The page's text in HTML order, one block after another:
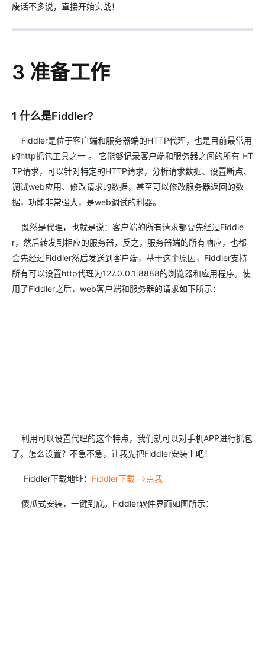
废话不多说，直接开始实战！
3 准备工作
1 什么是Fiddler?
Fiddler是位于客户端和服务器端的HTTP代理，也是目前最常用
的http抓包工具之一 。 它能够记录客户端和服务器之间的所有 HT
TP请求，可以针对特定的HTTP请求，分析请求数据、设置断点、
调试web应用、修改请求的数据，甚至可以修改服务器返回的数
据，功能非常强大，是web调试的利器。
既然是代理，也就是说：客户端的所有请求都要先经过Fiddle
r，然后转发到相应的服务器，反之，服务器端的所有响应，也都
会先经过Fiddler然后发送到客户端，基于这个原因，Fiddler支持
所有可以设置http代理为127.0.0.1:8888的浏览器和应用程序。使
用了Fiddler之后，web客户端和服务器的请求如下所示：
利用可以设置代理的这个特点，我们就可以对手机APP进行抓包
了。怎么设置？不急不急，让我先把Fiddler安装上吧！
Fiddler下载地址： Fiddler下载–>点我
傻瓜式安装，一键到底。Fiddler软件界面如图所示：